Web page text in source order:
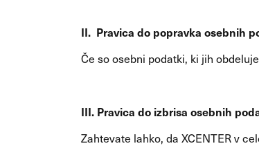
II. Pravica do popravka osebnih
Če so osebni podatki, ki jih
III. Pravica do izbrisa osebnih
Zahtevate lahko, da XCENTER v